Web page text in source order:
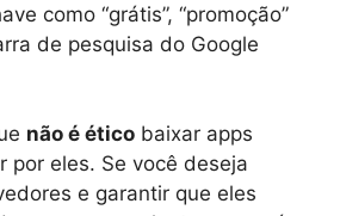
como “grátis”, “promoção”
de pesquisa do Google
não é ético baixar apps
por eles. Se você deseja
e garantir que eles